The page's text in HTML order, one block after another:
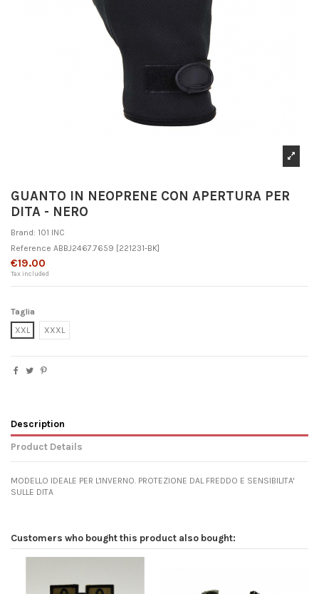
GUANTO IN NEOPRENE CON APERTURA PER
DITA - NERO
Brand: 101 INC
Reference ABBJ2467.7659 [221231-BK]
€19.00
Tax included
Taglia
XXL
XXXL
Description
Product Details
MODELLO IDEALE PER L'INVERNO. PROTEZIONE DAL FREDDO E SENSIBILITA'
SULLE DITA
Customers who bought this product also bought: